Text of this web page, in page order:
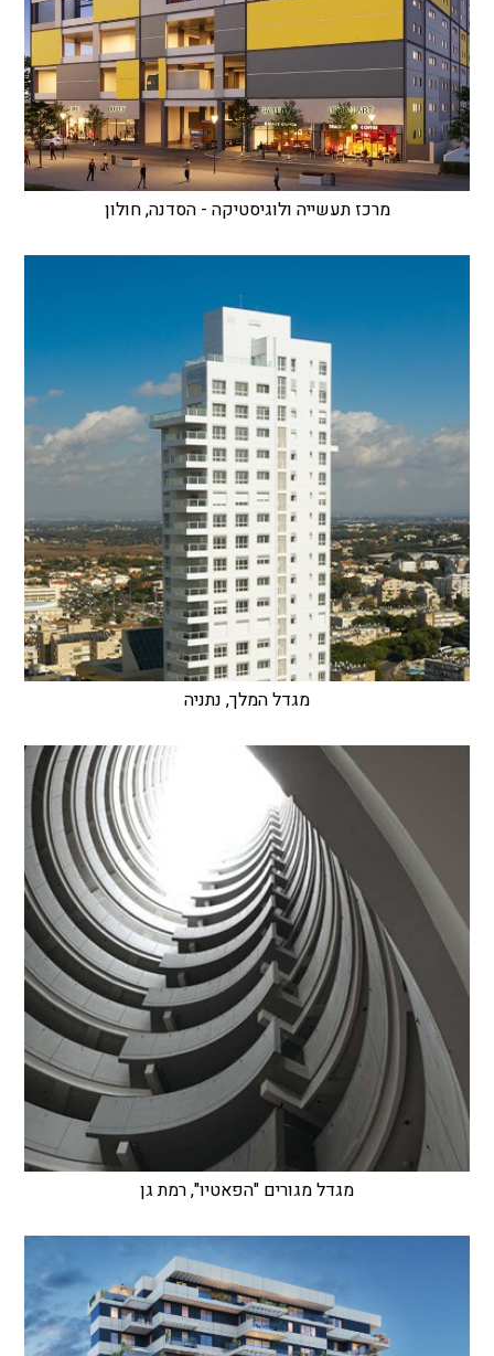
מרכז תעשייה ולוגיסטיקה - הסדנה, חולון
מגדל המלך, נתניה
מגדל מגורים "הפאטיו", רמת גן